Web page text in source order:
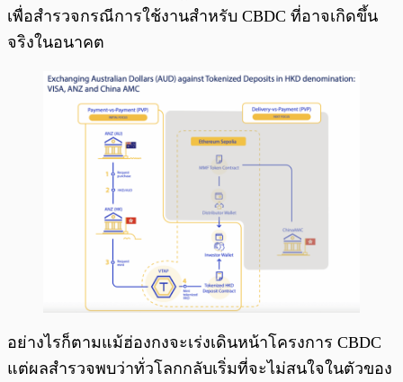
เพื่อสำรวจกรณีการใช้งานสำหรับ CBDC ที่อาจเกิดขึ้น
จริงในอนาคต
อย่างไรก็ตามแม้ฮ่องกงจะเร่งเดินหน้าโครงการ CBDC
แต่ผลสำรวจพบว่าทั่วโลกกลับเริ่มที่จะไม่สนใจในตัวของ